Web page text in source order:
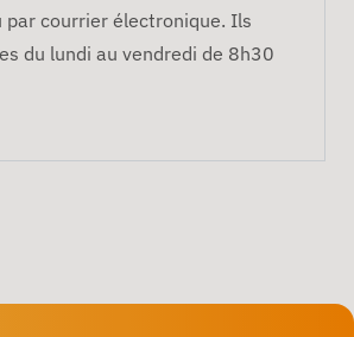
par courrier électronique. Ils
du lundi au vendredi de 8h30